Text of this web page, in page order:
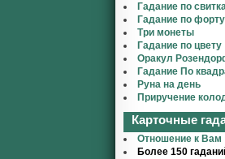
Гадание по
Гадание по
Три монеты
Гадание по цвету
Оракул
Гадание По
Руна на день
Приручение
Карточные
Отношение к Вам
Более 150